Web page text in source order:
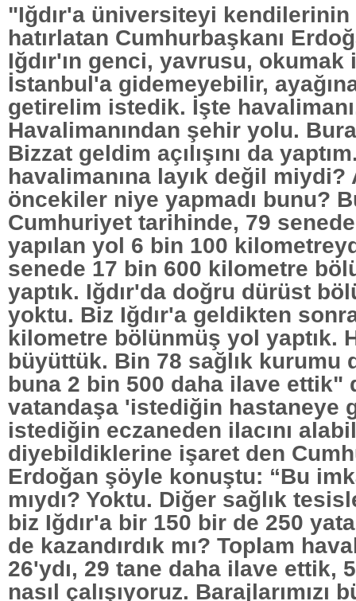
"Iğdır'a üniversiteyi
hatırlatan Cumhurbaşkanı
Iğdır'ın genci, yavrusu,
İstanbul'a gidemeyebilir,
getirelim istedik. İşte
Havalimanından şehir yolu.
Bizzat geldim açılışını da
havalimanına layık değil miydi?
öncekiler niye yapmadı bunu?
Cumhuriyet tarihinde, 79
yapılan yol 6 bin 100
senede 17 bin 600 kilometre
yaptık. Iğdır'da doğru dürüst
yoktu. Biz Iğdır'a geldikten
kilometre bölünmüş yol yaptık.
büyüttük. Bin 78 sağlık kurumu
buna 2 bin 500 daha ilave ettik"
vatandaşa 'istediğin hastaneye
istediğin eczaneden ilacını
diyebildiklerine işaret den
Erdoğan şöyle konuştu: “Bu
mıydı? Yoktu. Diğer sağlık
biz Iğdır'a bir 150 bir de 250
de kazandırdık mı? Toplam
26'ydı, 29 tane daha ilave ettik,
nasıl çalışıyoruz. Barajlarımızı